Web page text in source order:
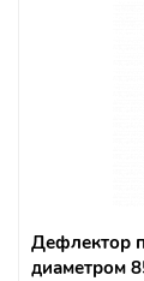
Дефлектор
диаметром